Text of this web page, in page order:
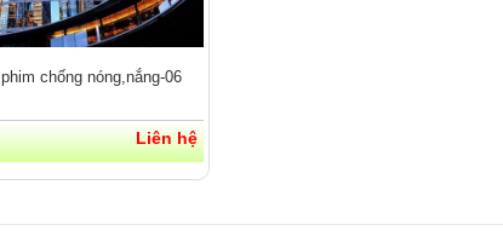
phim chống nóng,nắng-06
Liên hệ